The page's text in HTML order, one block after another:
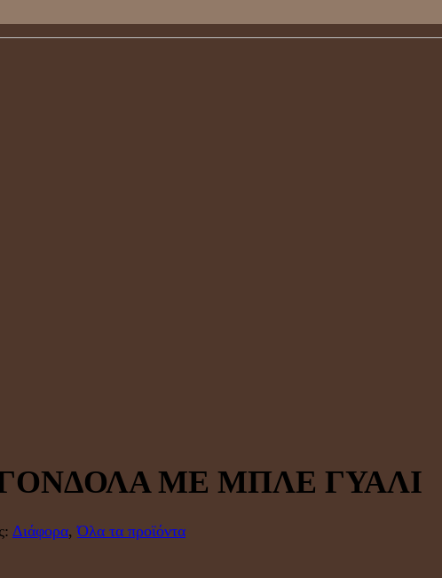
ΜΕ ΜΠΛΕ ΓΥΑΛΙ
Διάφορα,Όλα τα προϊόντα